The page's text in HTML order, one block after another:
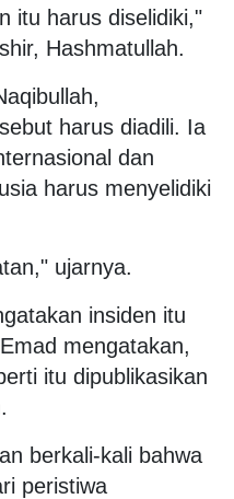
itu harus diselidiki,"
Hashmatullah.
harus diadili. Ia
dan
harus menyelidiki
ujarnya.
insiden itu
mengatakan,
itu dipublikasikan
berkali-kali bahwa
peristiwa